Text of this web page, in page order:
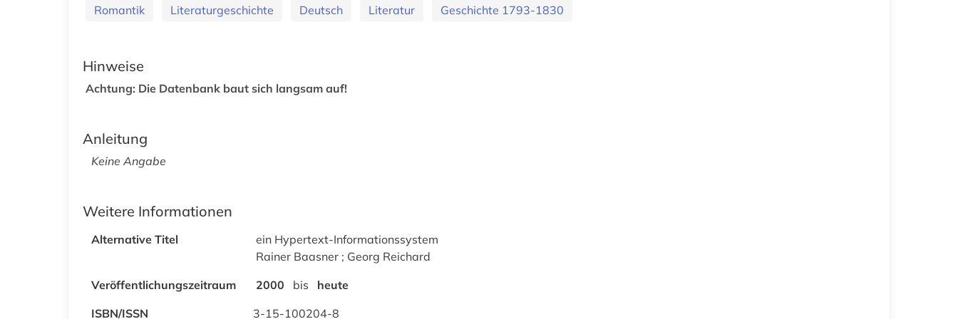
Romantik Literaturgeschichte Deutsch Literatur Geschichte 1793-1830
Hinweise
Achtung: Die Datenbank baut sich langsam auf!
Anleitung
Keine Angabe
Weitere Informationen
Alternative Titel
ein Hypertext-Informationssystem
Rainer Baasner ; Georg Reichard
Veröffentlichungszeitraum
2000 bis
heute
ISBN/ISSN
3-15-100204-8